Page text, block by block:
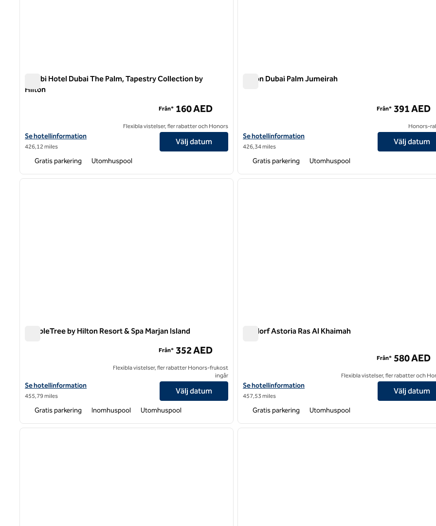
Tumbi Hotel Dubai The Palm, Tapestry Collection by
Hilton
Visa hotelluppgifter för Tumbi Hotel Dubai The Palm, Tapestry Collection by Hilton
Se hotellinformation
426,12 miles
Från* 160 AED
Flexibla vistelser, fler rabatter och Honors
Välj datum
Gratis parkering Utomhuspool
Hilton Dubai Palm Jumeirah
Visa hotelluppgifter för Hilton Dubai Palm Jumeirah
Se hotellinformation
426,34 miles
Från* 391 AED
Honors-
Välj datum
Gratis parkering Utomhuspool
1 av 12
nästa bild
DoubleTree by Hilton Resort & Spa Marjan Island
Visa hotelluppgifter för DoubleTree by Hilton Resort & Spa Marjan Island
Se hotellinformation
455,79 miles
Från* 352 AED
Flexibla vistelser, fler rabatter Honors-frukost
ingår
Välj datum
Gratis parkering Inomhuspool Utomhuspool
1 av 11
Waldorf Astoria Ras Al Khaimah
Visa hotelluppgifter för Waldorf Astoria Ras Al Khaimah
Se hotellinformation
457,53 miles
Från* 580 AED
Flexibla vistelser, fler rabatter och
Välj datum
Gratis parkering Utomhuspool
1 av 12
nästa bild1 av 12